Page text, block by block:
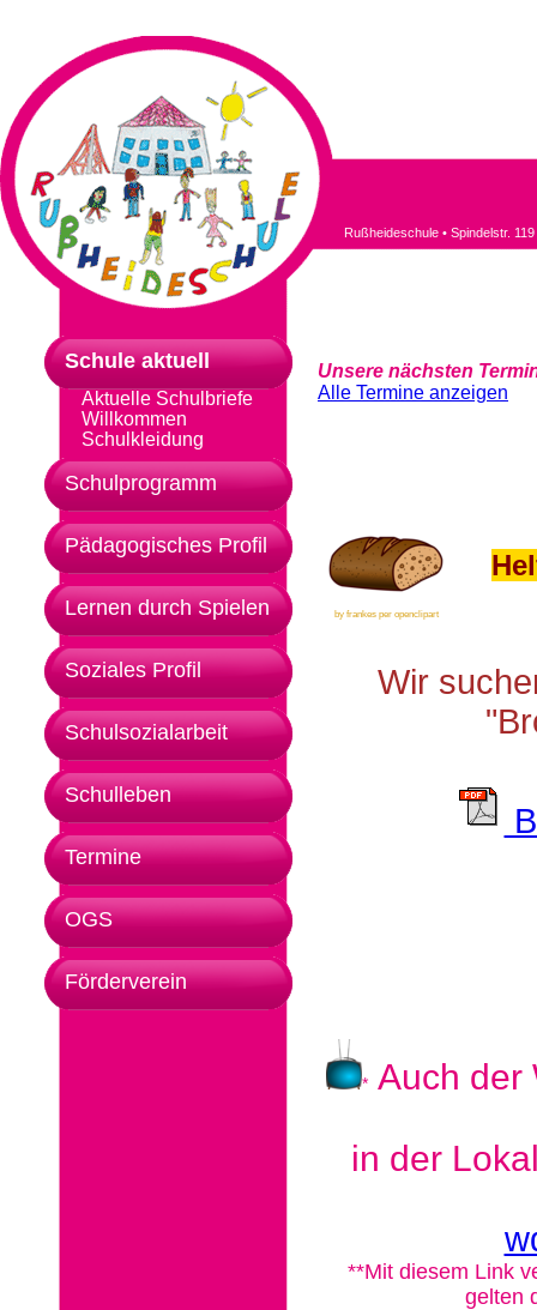
Rußheideschule • Spindelstr.
Schule aktuell
Aktuelle Schulbriefe
Willkommen
Schulkleidung
Schulprogramm
Pädagogisches Profil
Lernen durch Spielen
Soziales Profil
Schulsozialarbeit
Schulleben
Termine
OGS
Förderverein
Unsere nächsten
Alle Termine anzeigen
by frankes per openclipart
Wir
* Auch der
in der
**Mit diesem Link
gelten